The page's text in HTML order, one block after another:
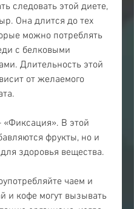
следовать этой диете,
Она длится до тех
можно потреблять
с белковыми
Длительность этой
от желаемого
«Фиксация». В этой
фрукты, но и
здоровья вещества.
чаем и
и кофе могут вызывать